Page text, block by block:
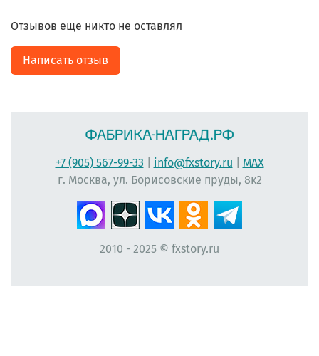
Отзывов еще никто не оставлял
Написать отзыв
+7 (905) 567-99-33 info@fxstory.ru
MAX
г. Москва, ул. Борисовские пруды, 8к2
2010 - 2025 © fxstory.ru